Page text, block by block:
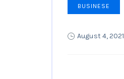
BUSINESE
August 4, 2021